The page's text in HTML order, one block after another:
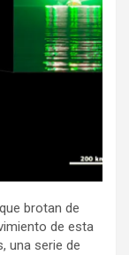
brotan de
de esta
una serie de